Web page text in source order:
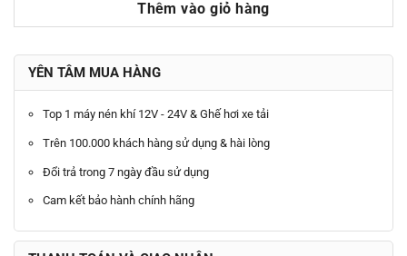
Thêm vào giỏ hàng
YÊN TÂM MUA HÀNG
Top 1 máy nén khí 12V - 24V & Ghế hơi xe tải
Trên 100.000 khách hàng sử dụng & hài lòng
Đổi trả trong 7 ngày đầu sử dụng
Cam kết bảo hành chính hãng